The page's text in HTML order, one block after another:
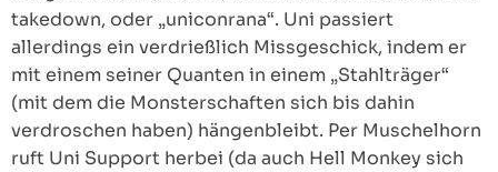
takedown, oder „uniconrana“. Uni passiert
allerdings ein verdrießlich Missgeschick, indem er
mit einem seiner Quanten in einem „Stahlträger“
(mit dem die Monsterschaften sich bis dahin
verdroschen haben) hängenbleibt. Per Muschelhorn
ruft Uni Support herbei (da auch Hell Monkey sich